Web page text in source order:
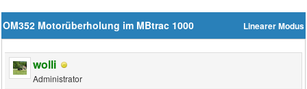
Linearer Modus
OM352 Motorüberholung im MBtrac 1000
wolli
Administrator